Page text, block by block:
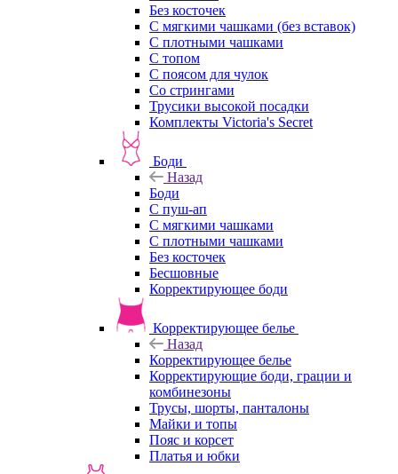
Без косточек
С мягкими чашками (без вставок)
С плотными чашками
С топом
С поясом для чулок
Со стрингами
Трусики высокой посадки
Комплекты Victoria's Secret
Боди
Назад
Боди
С пуш-ап
С мягкими чашками
С плотными чашками
Без косточек
Бесшовные
Корректирующее боди
Корректирующее белье
Назад
Корректирующее белье
Корректирующие боди, грации и
комбинезоны
Трусы, шорты, панталоны
Майки и топы
Пояс и корсет
Платья и юбки